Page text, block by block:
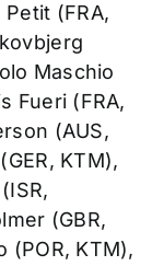
Petit (FRA,
Maschio
Fueri (FRA,
(AUS,
KTM),
(GBR,
(POR, KTM),